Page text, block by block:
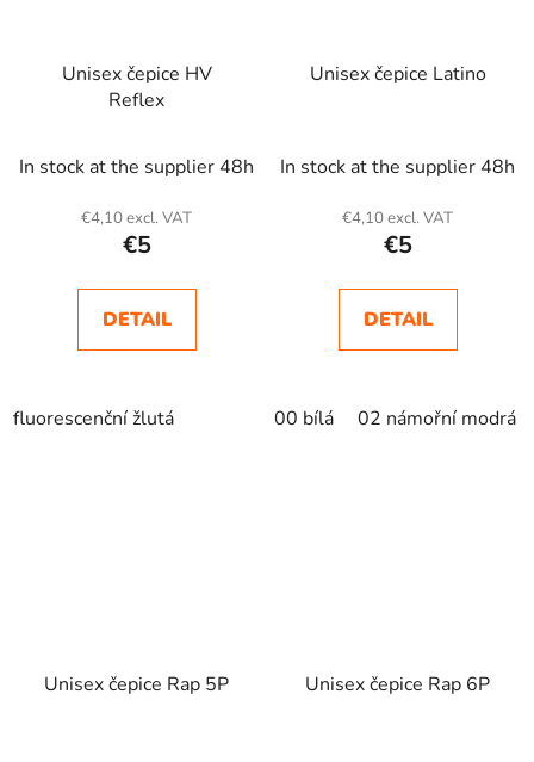
Unisex čepice HV
Reflex
In stock at the supplier 48h
€4,10 excl. VAT
€5
DETAIL
fluorescenční žlutá
Unisex čepice Latino
In stock at the supplier 48h
€4,10 excl. VAT
€5
DETAIL
00 bílá 02 námořní modrá
Unisex čepice Rap 5P Unisex čepice Rap 6P